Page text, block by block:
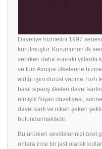
Davetiye hizmetini 1997
kurulmuştur. Kurumunun ilk
verirken daha sonraki yıllarda
ve tüm Avrupa ülkelerine
aldığı işini dürüst yapma,
basit sipariş ilkeleri davet
etmiştır.Nişan davetiyesi,
davet kartı ve nikah şekeri
bulundurmaktadır.
Bu ürünleri sevdiklerinizi özel
onlara ince bir jest olarak